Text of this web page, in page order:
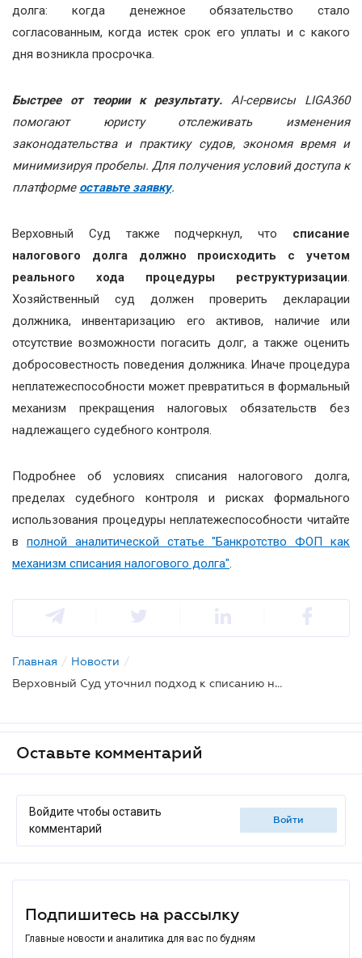
долга: когда денежное обязательство стало
согласованным, когда истек срок его уплаты и с какого
дня возникла просрочка.
Быстрее от теории к результату. AI-сервисы LIGA360
помогают юристу отслеживать изменения
законодательства и практику судов, экономя время и
минимизируя пробелы. Для получения условий доступа к
платформе оставьте заявку.
Верховный Суд также подчеркнул, что списание
налогового долга должно происходить с учетом
реального хода процедуры реструктуризации.
Хозяйственный суд должен проверить декларации
должника, инвентаризацию его активов, наличие или
отсутствие возможности погасить долг, а также оценить
добросовестность поведения должника. Иначе процедура
неплатежеспособности может превратиться в формальный
механизм прекращения налоговых обязательств без
надлежащего судебного контроля.
Подробнее об условиях списания налогового долга,
пределах судебного контроля и рисках формального
использования процедуры неплатежеспособности читайте
в полной аналитической статье "Банкротство ФОП как
механизм списания налогового долга".
Главная / Новости /
Верховный Суд уточнил подход к списанию налогового долга ФОП при банкротстве
Оставьте комментарий
Войдите чтобы оставить
комментарий
войти
Подпишитесь на рассылку
Главные новости и аналитика для вас по будням